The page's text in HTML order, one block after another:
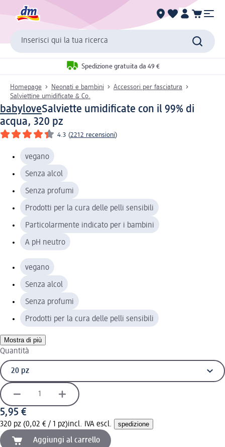
Inserisci qui la tua ricerca
Spedizione gratuita da 49 €
Homepage Neonati e bambini
Accessori per fasciatura
Salviettine umidificate & Co.
babyloveSalviette umidificate con il 99% di
acqua, 320 pz
4.3 (2212 recensioni)
vegano
Senza alcol
Senza profumi
Prodotti per la cura delle pelli sensibili
Particolarmente indicato per i bambini
A pH neutro
vegano
Senza alcol
Senza profumi
Prodotti per la cura delle pelli sensibili
Mostra di più
Quantità
5,95 €
320 pz (0,02 € / 1 pz)incl. IVA escl. spedizione
Aggiungi al carrello